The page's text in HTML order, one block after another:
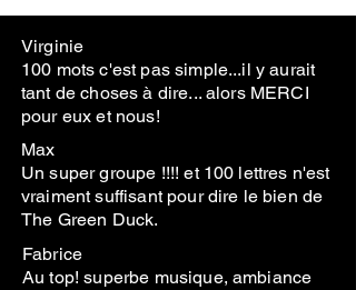
Virginie
100 mots c'est pas simple...il y aurait
tant de choses à dire... alors MERCI
pour eux et nous!
Max
Un super groupe !!!! et 100 lettres n'est
vraiment suffisant pour dire le bien de
The Green Duck.
Fabrice
Au top! superbe musique, ambiance